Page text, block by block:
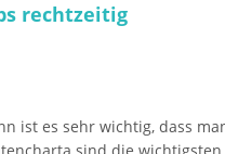
rechtzeitig
ist es sehr wichtig, dass